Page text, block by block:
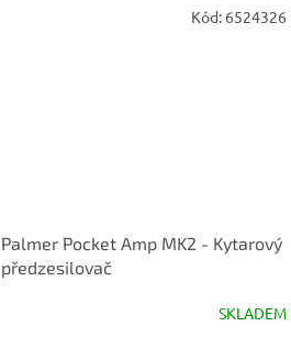
Palmer Pocket Amp MK2 - Kytarový
předzesilovač
SKLADEM
Kód: 6524326